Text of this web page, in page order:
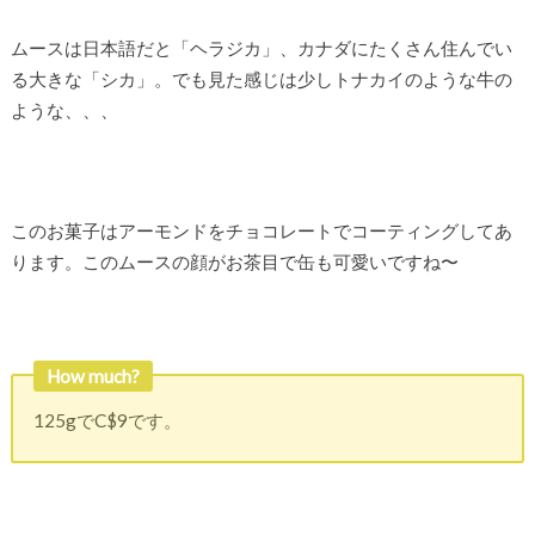
ムースは日本語だと「ヘラジカ」、カナダにたくさん住んでい
る大きな「シカ」。でも見た感じは少しトナカイのような牛の
ような、、、
このお菓子はアーモンドをチョコレートでコーティングしてあ
ります。このムースの顔がお茶目で缶も可愛いですね〜
How much?
125gでC$9です。